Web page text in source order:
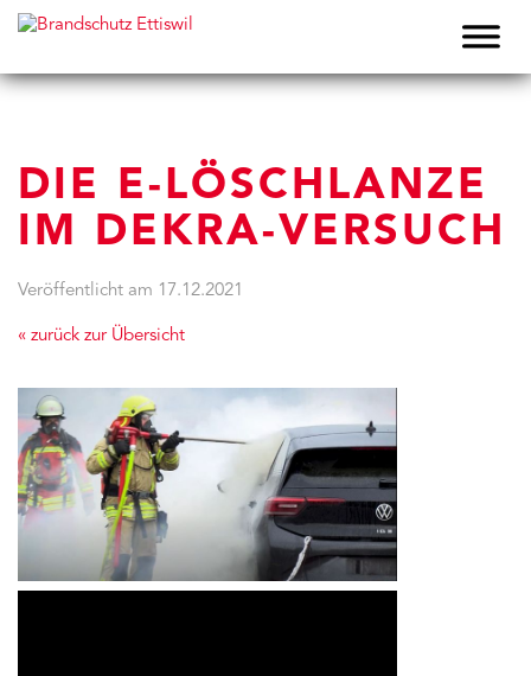
DIE E-LÖSCHLANZE
IM DEKRA-VERSUCH
Veröffentlicht am 17.12.2021
« zurück zur Übersicht